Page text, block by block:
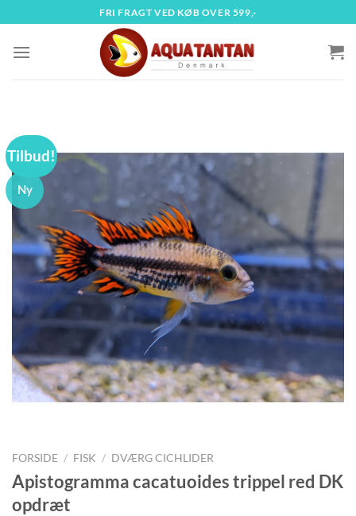
til
indhold
FRI FRAGT VED KØB OVER 599,-
Tilbud!
Ny
FORSIDE / FISK / DVÆRG CICHLIDER
Apistogramma cacatuoides trippel red DK
opdræt